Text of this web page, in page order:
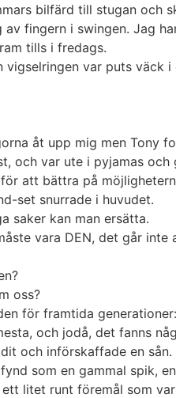
bilfärd till stugan och
fingern i swingen. Jag
tills i fredags.
vigselringen var puts väck
åt upp mig men Tony
och var ute i pyjamas
att bättra på
set snurrade i huvudet.
saker kan man ersätta.
vara DEN, det går
oss?
för framtida
och jodå, det fanns
och införskaffade en
som en gammal spik,
litet runt föremål som